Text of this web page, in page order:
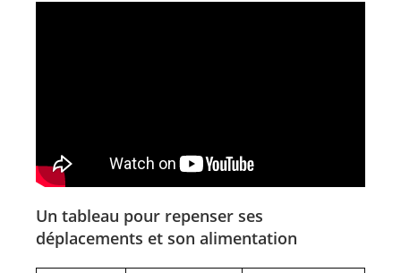
Un tableau pour repenser ses
déplacements et son alimentation